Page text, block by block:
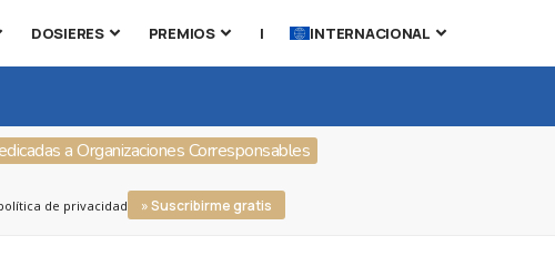
DOSIERES PREMIOS | INTERNACIONAL
a Organizaciones Corresponsables
de privacidad » Suscribirme gratis